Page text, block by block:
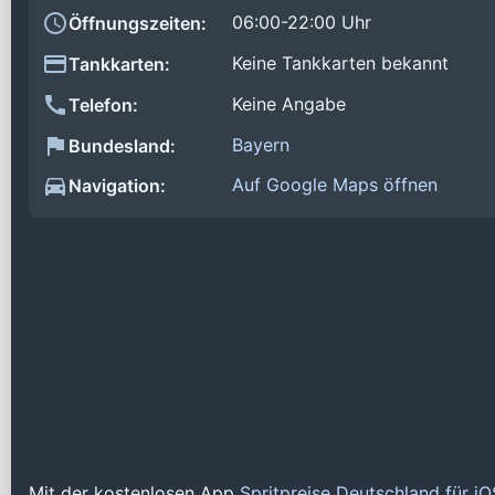
Öffnungszeiten:
06:00-22:00 Uhr
Tankkarten:
Keine Tankkarten bekannt
Telefon:
Keine Angabe
Bundesland:
Bayern
Navigation:
Auf Google Maps öffnen